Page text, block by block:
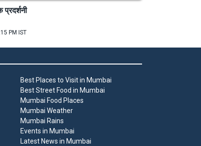
प्रदर्शनी
PM IST
Best Places to Visit in Mumbai
Best Street Food in Mumbai
Mumbai Food Places
Mumbai Weather
Mumbai Rains
Events in Mumbai
Latest News in Mumbai